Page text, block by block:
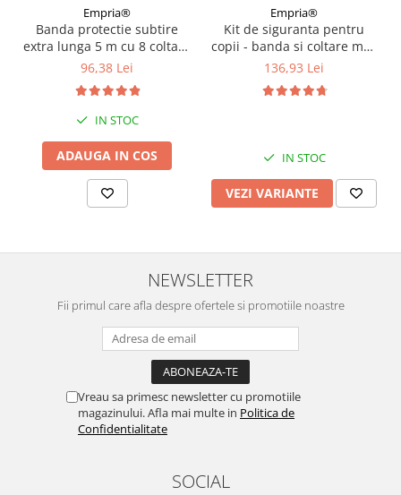
Empria®
Banda protectie subtire
extra lunga 5 m cu 8 coltare
incluse, 2.3x0.9x500 cm,
96,38 Lei
IN STOC
ADAUGA IN COS
Empria®
Kit de siguranta pentru
copii - banda si coltare moi,
opritoare usa, sigurante
culori
136,93 Lei
IN STOC
VEZI VARIANTE
NEWSLETTER
Fii primul care afla despre ofertele si promotiile noastre
Vreau sa primesc newsletter cu promotiile
magazinului. Afla mai multe in Politica de
Confidentialitate
SOCIAL